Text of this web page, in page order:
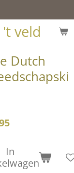
veld
Dutch
In